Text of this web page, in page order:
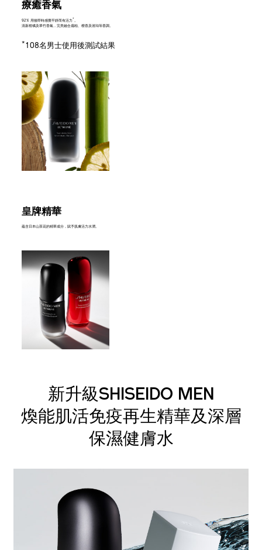
療癒香氣
92% 用後即時感覺平靜而有活力* 。
清新柑橘及翠竹香氣，完美融合扁柏、檀香及琥珀等香調。
* 108名男士使用後測試結果
皇牌精華
蘊含日本山茶花的精華成分，賦予肌膚活力水潤。
新升級SHISEIDO MEN
煥能肌活免疫再生精華及深層
保濕健膚水